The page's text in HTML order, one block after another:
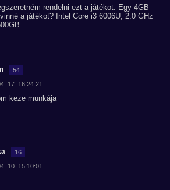
rendelni ezt a játékot. Egy 4GB
a játékot? Intel Core i3 6006U, 2.0 GHz
54
17. 16:24:21
keze munkája
16
10. 15:10:01